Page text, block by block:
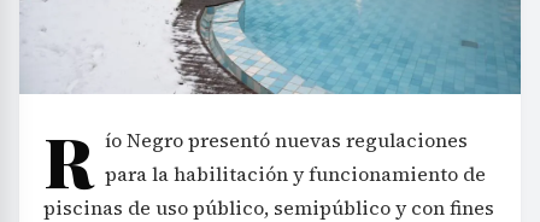
R ío Negro presentó nuevas regulaciones
para la habilitación y funcionamiento de
piscinas de uso público, semipúblico y con fines